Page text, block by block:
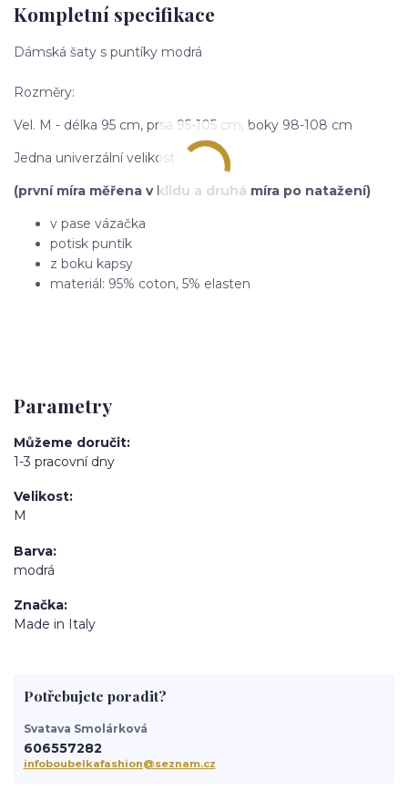
Kompletní specifikace
Dámská šaty s puntíky modrá
Rozměry:
Vel. M - délka 95 cm, prsa 95-105 cm, boky 98-108 cm
Jedna univerzální velikost
(první míra měřena v klidu a druhá míra po natažení)
v pase vázačka
potisk puntík
z boku kapsy
materiál: 95% coton, 5% elasten
Parametry
Můžeme doručit
1-3 pracovní dny
Velikost
M
Barva
modrá
Značka
Made in Italy
Potřebujete poradit?
Svatava Smolárková
606557282
infoboubelkafashion@seznam.cz